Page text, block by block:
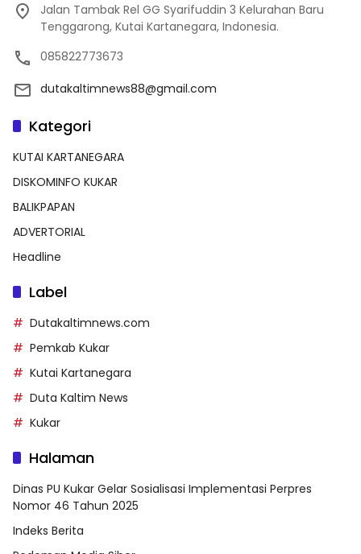
Jalan Tambak Rel GG Syarifuddin 3 Kelurahan Baru
Tenggarong, Kutai Kartanegara, Indonesia.
085822773673
dutakaltimnews88@gmail.com
Kategori
KUTAI KARTANEGARA
DISKOMINFO KUKAR
BALIKPAPAN
ADVERTORIAL
Headline
Label
Dutakaltimnews.com
Pemkab Kukar
Kutai Kartanegara
Duta Kaltim News
Kukar
Halaman
Dinas PU Kukar Gelar Sosialisasi Implementasi Perpres
Nomor 46 Tahun 2025
Indeks Berita